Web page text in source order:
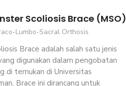
Scoliosis Brace (MSO)
Lumbo-Sacral Orthosis
Brace adalah salah satu jenis
digunakan dalam pengobatan
di temukan di Universitas
Brace ini dirancang untuk